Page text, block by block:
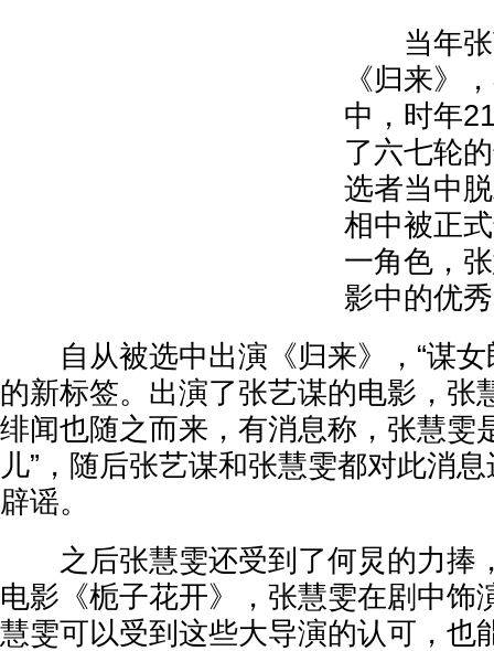
当年张
《归来》
中，时年
了六七轮
选者当中
相中被正
一角色，
影中的优
自从被选中出演《归来》，“谋女
的新标签。出演了张艺谋的电影，张
绯闻也随之而来，有消息称，张慧雯
儿”，随后张艺谋和张慧雯都对此消
辟谣。
之后张慧雯还受到了何炅的力捧
电影《栀子花开》，张慧雯在剧中饰
慧雯可以受到这些大导演的认可，也